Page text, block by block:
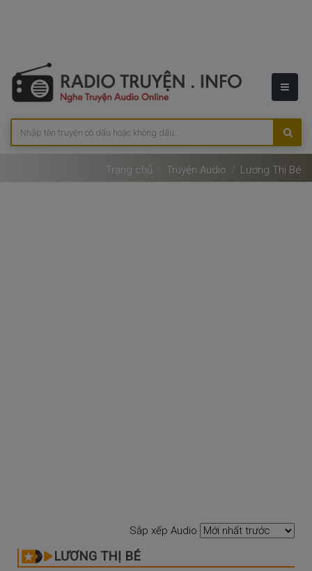
Trang chủ Truyện Audio Lương Thị Bé
Sắp xếp Audio
LƯƠNG THỊ BÉ